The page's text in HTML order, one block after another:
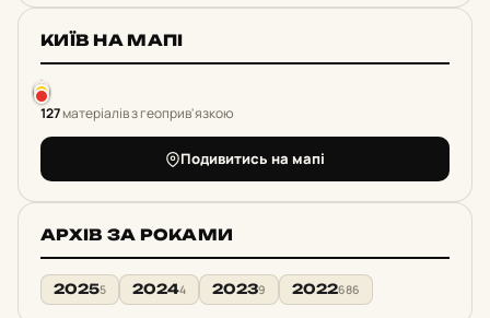
КИЇВ НА МАПІ
127матеріалів з геоприв'язкою
Подивитись на мапі
АРХІВ ЗА РОКАМИ
20255 20244 20239 2022686